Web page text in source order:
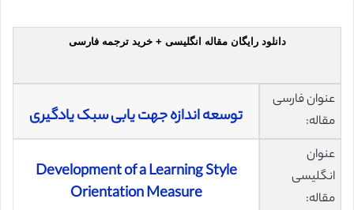
دانلود رایگان مقاله انگلیسی + خرید ترجمه فارسی
عنوان فارسی
مقاله:
توسعه اندازه جهت یابی سبک یادگیری
عنوان
انگلیسی
مقاله:
Development of a Learning Style
Orientation Measure